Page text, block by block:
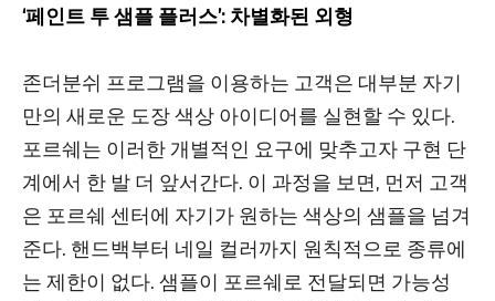
‘페인트 투 샘플 플러스’: 차별화된 외형
존더분쉬 프로그램을 이용하는 고객은 대부분 자기
만의 새로운 도장 색상 아이디어를 실현할 수 있다.
포르쉐는 이러한 개별적인 요구에 맞추고자 구현 단
계에서 한 발 더 앞서간다. 이 과정을 보면, 먼저 고객
은 포르쉐 센터에 자기가 원하는 색상의 샘플을 넘겨
준다. 핸드백부터 네일 컬러까지 원칙적으로 종류에
는 제한이 없다. 샘플이 포르쉐로 전달되면 가능성